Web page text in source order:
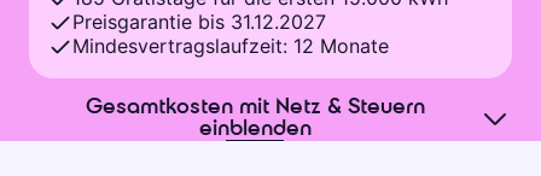
Preisgarantie bis 31.12.2027
Mindesvertragslaufzeit: 12 Monate
Gesamtkosten mit Netz & Steuern
einblenden